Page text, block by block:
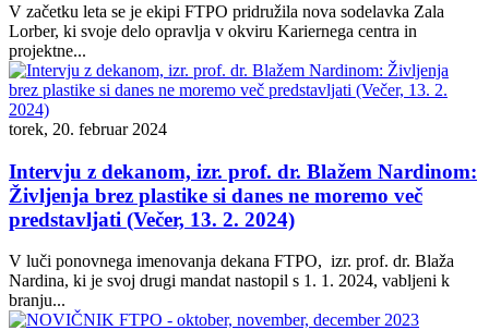
V začetku leta se je ekipi FTPO pridružila nova sodelavka Zala
Lorber, ki svoje delo opravlja v okviru Kariernega centra in
projektne...
torek, 20. februar 2024
Intervju z dekanom, izr. prof. dr. Blažem Nardinom:
Življenja brez plastike si danes ne moremo več
predstavljati (Večer, 13. 2. 2024)
V luči ponovnega imenovanja dekana FTPO, izr. prof. dr. Blaža
Nardina, ki je svoj drugi mandat nastopil s 1. 1. 2024, vabljeni k
branju...